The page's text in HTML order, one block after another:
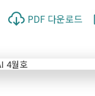
PDF 다운로드